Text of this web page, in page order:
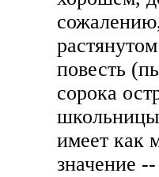
повесть
сорока
школьницы
имеет как
значение